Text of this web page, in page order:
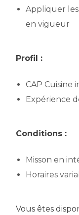
Appliquer
en vigueur
Profil :
CAP Cuisine
Expérience
Conditions :
Misson en
Horaires
Vous êtes